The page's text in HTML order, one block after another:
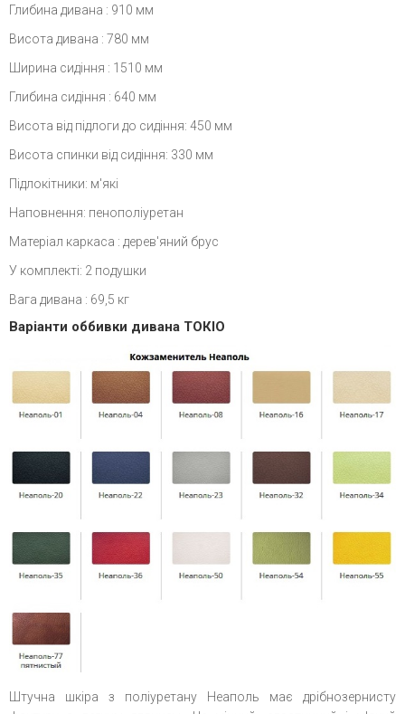
Глибина дивана : 910 мм
Висота дивана : 780 мм
Ширина сидіння : 1510 мм
Глибина сидіння : 640 мм
Висота від підлоги до сидіння: 450 мм
Висота спинки від сидіння: 330 мм
Підлокітники: м'які
Наповнення: пенополіуретан
Матеріал каркаса : дерев'яний брус
У комплекті: 2 подушки
Вага дивана : 69,5 кг
Варіанти оббивки дивана ТОКІО
Штучна шкіра з поліуретану Неаполь має дрібнозернисту